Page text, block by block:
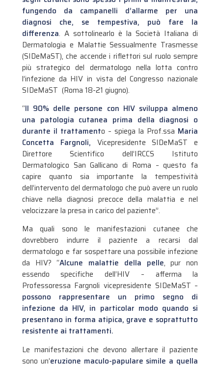
fungendo da campanelli d’allarme per una
diagnosi che, se tempestiva, può fare la
differenza. A sottolinearlo è la Società Italiana di
Dermatologia e Malattie Sessualmente Trasmesse
(SIDeMaST), che accende i riflettori sul ruolo sempre
più strategico del dermatologo nella lotta contro
l’infezione da HIV in vista del Congresso nazionale
SIDeMaST (Roma 18-21 giugno).
“Il 90% delle persone con HIV sviluppa almeno
una patologia cutanea prima della diagnosi o
durante il trattamento – spiega la Prof.ssa Maria
Concetta Fargnoli, Vicepresidente SIDeMaST e
Direttore Scientifico dell’IRCCS Istituto
Dermatologico San Gallicano di Roma – questo fa
capire quanto sia importante la tempestività
dell’intervento del dermatologo che può avere un ruolo
chiave nella diagnosi precoce della malattia e nel
velocizzare la presa in carico del paziente”.
Ma quali sono le manifestazioni cutanee che
dovrebbero indurre il paziente a recarsi dal
dermatologo e far sospettare una possibile infezione
da HIV? “Alcune malattie della pelle, pur non
essendo specifiche dell’HIV – afferma la
Professoressa Fargnoli vicepresidente SIDeMaST –
possono rappresentare un primo segno di
infezione da HIV, in particolar modo quando si
presentano in forma atipica, grave e soprattutto
resistente ai trattamenti.
Le manifestazioni che devono allertare il paziente
sono un’eruzione maculo-papulare simile a quella